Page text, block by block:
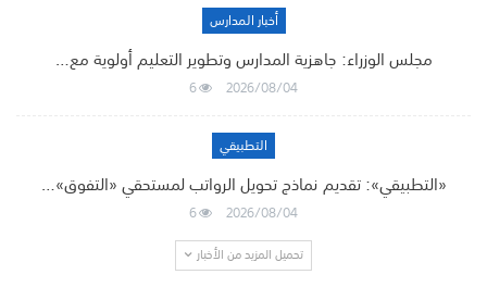
أخبار المدارس
مجلس الوزراء: جاهزية المدارس وتطوير التعليم أولوية مع…
2026/08/04
6
التطبيقي
«التطبيقي»: تقديم نماذج تحويل الرواتب لمستحقي «التفوق»…
2026/08/04
6
تحميل المزيد من الأخبار